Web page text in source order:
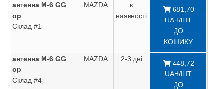
антенна M-6 GG
ор
Склад #1
MAZDA
в
наявності
681,70
UAH/ШТ
ДО
КОШИКУ
антенна M-6 GG
ор
Склад #4
MAZDA 2-3 дні
448,72
UAH/ШТ
ДО